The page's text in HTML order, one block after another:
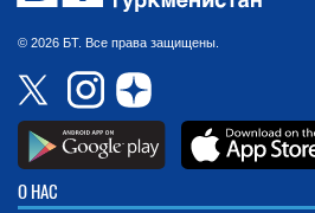
© 2026 БТ. Все права защищены.
О НАС